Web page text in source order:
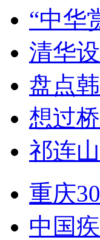
“中华
清华
盘点
想过
祁连
重庆
中国